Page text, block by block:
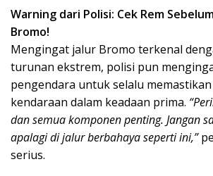
Warning dari Polisi: Cek Rem
Bromo!
Mengingat jalur Bromo terkenal
turunan ekstrem, polisi pun
pengendara untuk selalu
kendaraan dalam keadaan prima.
dan semua komponen penting. Jangan
apalagi di jalur berbahaya seperti ini,”
serius.